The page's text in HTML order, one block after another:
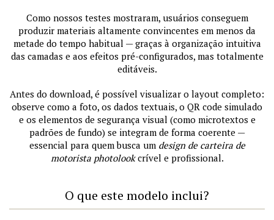
Como nossos testes mostraram, usuários conseguem
produzir materiais altamente convincentes em menos da
metade do tempo habitual — graças à organização intuitiva
das camadas e aos efeitos pré-configurados, mas totalmente
editáveis.
Antes do download, é possível visualizar o layout completo:
observe como a foto, os dados textuais, o QR code simulado
e os elementos de segurança visual (como microtextos e
padrões de fundo) se integram de forma coerente —
essencial para quem busca um design de carteira de
motorista photolookcrível e profissional.
O que este modelo inclui?